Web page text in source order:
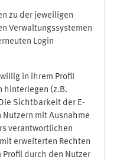
zu der jeweiligen
Verwaltungssystemen
Login
in ihrem Profil
hinterlegen (z.B.
Sichtbarkeit der E-
mit Ausnahme
verantwortlichen
erweiterten Rechten
Profil durch den Nutzer